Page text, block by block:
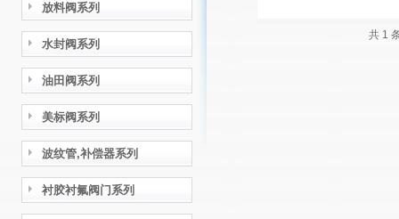
放料阀系列
水封阀系列
油田阀系列
美标阀系列
波纹管,补偿器系列
衬胶衬氟阀门系列
共 1